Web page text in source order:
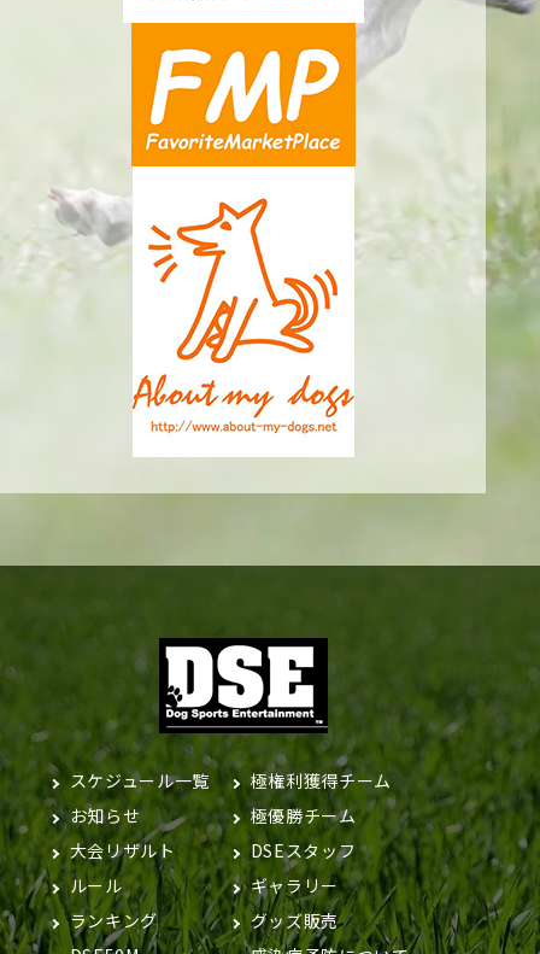
スケジュール一覧
お知らせ
大会リザルト
ルール
ランキング
極権利獲得チーム
極優勝チーム
DSEスタッフ
ギャラリー
グッズ販売